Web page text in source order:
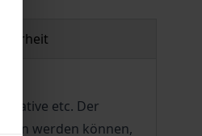
etc. Der
werden können,